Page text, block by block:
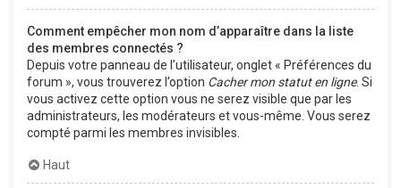
Comment empêcher mon nom d’apparaître dans la liste
des membres connectés ?
Depuis votre panneau de l’utilisateur, onglet « Préférences du
forum », vous trouverez l’option Cacher mon statut en ligne. Si
vous activez cette option vous ne serez visible que par les
administrateurs, les modérateurs et vous-même. Vous serez
compté parmi les membres invisibles.
Haut